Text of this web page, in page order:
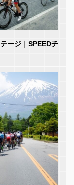
ージ｜SPEEDチ